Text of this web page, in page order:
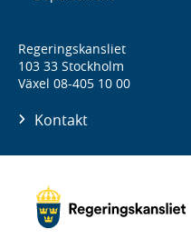
Regeringskansliet
103 33 Stockholm
Växel 08-405 10 00
Kontakt